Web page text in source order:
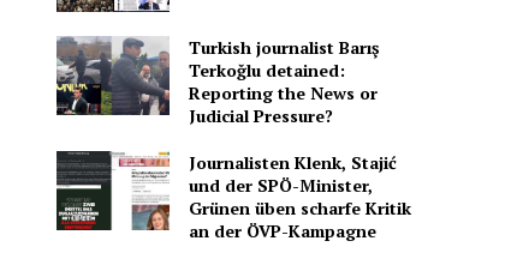
Turkish journalist Barış
Terkoğlu detained:
Reporting the News or
Judicial Pressure?
Journalisten Klenk, Stajić
und der SPÖ-Minister,
Grünen üben scharfe Kritik
an der ÖVP-Kampagne